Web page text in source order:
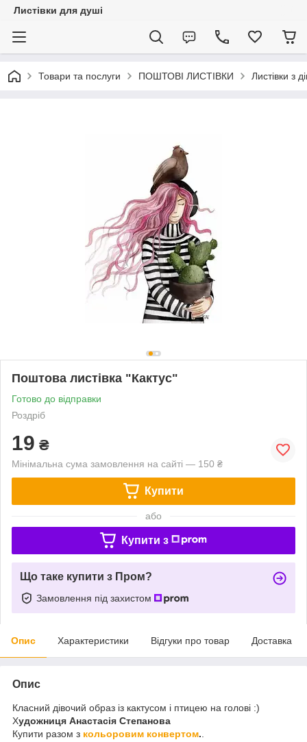
Листівки для душі
Товари та послуги ПОШТОВІ ЛИСТІВКИ Листівки з
Поштова листівка "Кактус"
Готово до відправки
Роздріб
19 ₴
Мінімальна сума замовлення на сайті — 150 ₴
Купити
або
Купити з
Що таке купити з Пром?
Замовлення під захистом
Опис Характеристики Відгуки про товар Доставка
Опис
Класний дівочий образ із кактусом і птицею на голові :)
Художниця Анастасія Степанова
Купити разом з кольоровим конвертом.